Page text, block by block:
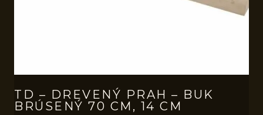
TD – DREVENÝ PRAH – BUK
BRÚSENÝ 70 CM, 14 CM